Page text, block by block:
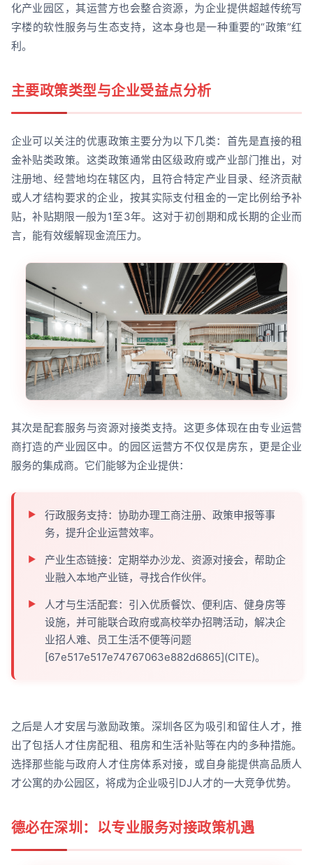
化产业园区，其运营方也会整合资源，为企业提供超越传统写
字楼的软性服务与生态支持，这本身也是一种重要的“政策”红
利。
主要政策类型与企业受益点分析
企业可以关注的优惠政策主要分为以下几类：首先是直接的租
金补贴类政策。这类政策通常由区级政府或产业部门推出，对
注册地、经营地均在辖区内，且符合特定产业目录、经济贡献
或人才结构要求的企业，按其实际支付租金的一定比例给予补
贴，补贴期限一般为1至3年。这对于初创期和成长期的企业而
言，能有效缓解现金流压力。
其次是配套服务与资源对接类支持。这更多体现在由专业运营
商打造的产业园区中。的园区运营方不仅仅是房东，更是企业
服务的集成商。它们能够为企业提供：
行政服务支持：协助办理工商注册、政策申报等事
务，提升企业运营效率。
产业生态链接：定期举办沙龙、资源对接会，帮助企
业融入本地产业链，寻找合作伙伴。
人才与生活配套：引入优质餐饮、便利店、健身房等
设施，并可能联合政府或高校举办招聘活动，解决企
业招人难、员工生活不便等问题
[67e517e517e74767063e882d6865](CITE)。
之后是人才安居与激励政策。深圳各区为吸引和留住人才，推
出了包括人才住房配租、租房和生活补贴等在内的多种措施。
选择那些能与政府人才住房体系对接，或自身能提供高品质人
才公寓的办公园区，将成为企业吸引DJ人才的一大竞争优势。
德必在深圳：以专业服务对接政策机遇